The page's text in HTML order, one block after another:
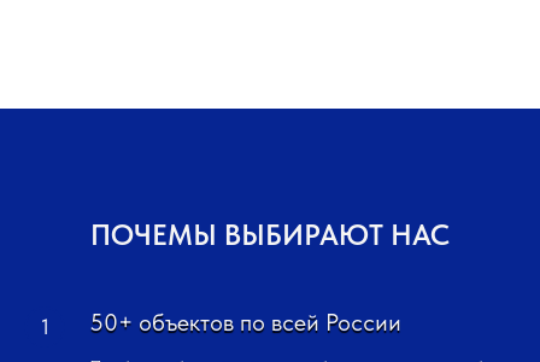
ПОЧЕМЫ ВЫБИРАЮТ НАС
50+ объектов по всей России